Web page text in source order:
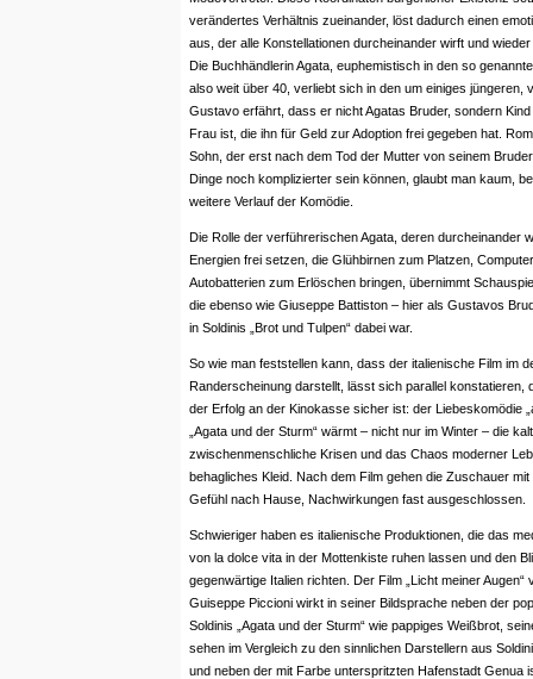
verändertes Verhältnis zueinander, löst dadurch einen
aus, der alle Konstellationen durcheinander wirft und
Die Buchhändlerin Agata, euphemistisch in den so
also weit über 40, verliebt sich in den um einiges jüngeren,
Gustavo erfährt, dass er nicht Agatas Bruder, sondern Kind
Frau ist, die ihn für Geld zur Adoption frei gegeben hat.
Sohn, der erst nach dem Tod der Mutter von seinem
Dinge noch komplizierter sein können, glaubt man kaum,
weitere Verlauf der Komödie.
Die Rolle der verführerischen Agata, deren durcheinander
Energien frei setzen, die Glühbirnen zum Platzen,
Autobatterien zum Erlöschen bringen, übernimmt
die ebenso wie Giuseppe Battiston – hier als Gustavos
in Soldinis „Brot und Tulpen“ dabei war.
So wie man feststellen kann, dass der italienische Film im
Randerscheinung darstellt, lässt sich parallel konstatieren,
der Erfolg an der Kinokasse sicher ist: der Liebeskomödie
„Agata und der Sturm“ wärmt – nicht nur im Winter – die
zwischenmenschliche Krisen und das Chaos moderner
behagliches Kleid. Nach dem Film gehen die Zuschauer mit
Gefühl nach Hause, Nachwirkungen fast ausgeschlossen.
Schwieriger haben es italienische Produktionen, die das
von la dolce vita in der Mottenkiste ruhen lassen und den
gegenwärtige Italien richten. Der Film „Licht meiner Augen“
Guiseppe Piccioni wirkt in seiner Bildsprache neben der
Soldinis „Agata und der Sturm“ wie pappiges Weißbrot,
sehen im Vergleich zu den sinnlichen Darstellern aus
und neben der mit Farbe unterspritzten Hafenstadt Genua